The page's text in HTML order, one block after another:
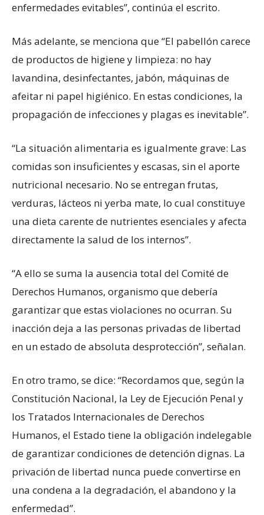
enfermedades evitables”, continúa el escrito.
Más adelante, se menciona que “El pabellón carece
de productos de higiene y limpieza: no hay
lavandina, desinfectantes, jabón, máquinas de
afeitar ni papel higiénico. En estas condiciones, la
propagación de infecciones y plagas es inevitable”.
“La situación alimentaria es igualmente grave: Las
comidas son insuficientes y escasas, sin el aporte
nutricional necesario. No se entregan frutas,
verduras, lácteos ni yerba mate, lo cual constituye
una dieta carente de nutrientes esenciales y afecta
directamente la salud de los internos”.
“A ello se suma la ausencia total del Comité de
Derechos Humanos, organismo que debería
garantizar que estas violaciones no ocurran. Su
inacción deja a las personas privadas de libertad
en un estado de absoluta desprotección”, señalan.
En otro tramo, se dice: “Recordamos que, según la
Constitución Nacional, la Ley de Ejecución Penal y
los Tratados Internacionales de Derechos
Humanos, el Estado tiene la obligación indelegable
de garantizar condiciones de detención dignas. La
privación de libertad nunca puede convertirse en
una condena a la degradación, el abandono y la
enfermedad”.